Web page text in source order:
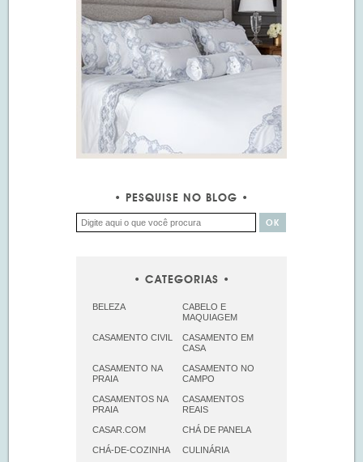
PESQUISE NO BLOG
CATEGORIAS
BELEZA
CABELO E
MAQUIAGEM
CASAMENTO CIVIL
CASAMENTO EM
CASA
CASAMENTO NA
PRAIA
CASAMENTO NO
CAMPO
CASAMENTOS NA
PRAIA
CASAMENTOS
REAIS
CASAR.COM CHÁ DE PANELA
CHÁ-DE-COZINHA CULINÁRIA